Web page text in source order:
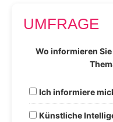
UMFRAGE
Wo informieren
Ich informiere
Künstliche